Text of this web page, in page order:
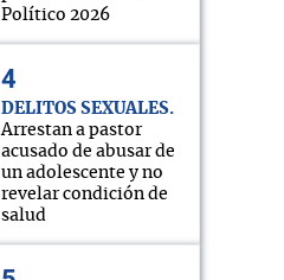
Político 2026
DELITOS SEXUALES
Arrestan a pastor
acusado de abusar de
un adolescente y no
revelar condición de
salud